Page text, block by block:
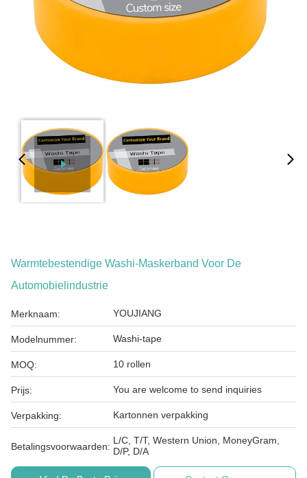
Warmtebestendige Washi-Maskerband Voor De
Automobielindustrie
Merknaam: YOUJIANG
Modelnummer: Washi-tape
MOQ: 10 rollen
Prijs: You are welcome to send inquiries
Verpakking: Kartonnen verpakking
Betalingsvoorwaarden:
L/C, T/T, Western Union, MoneyGram,
D/P, D/A